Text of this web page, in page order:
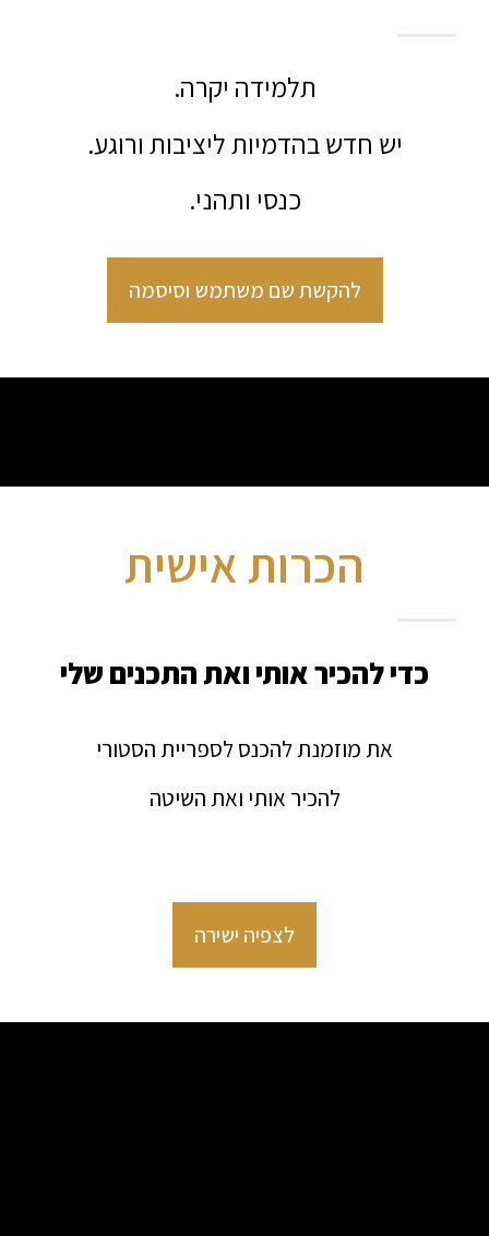
תלמידה יקרה.
יש חדש בהדמיות ליציבות ורוגע.
כנסי ותהני.
להקשת שם משתמש וסיסמה
הכרות אישית
כדי להכיר אותי ואת התכנים שלי
את מוזמנת להכנס לספריית הסטורי
להכיר אותי ואת השיטה
לצפיה ישירה